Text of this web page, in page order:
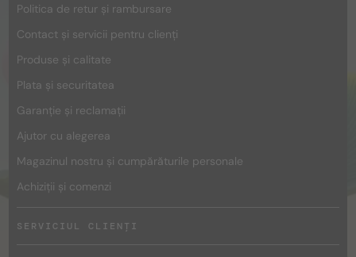
Politica de retur și rambursare
Contact și servicii pentru clienți
Produse și calitate
Plata și securitatea
Garanție și reclamații
Ajutor cu alegerea
Magazinul nostru și cumpărăturile personale
Achiziții și comenzi
SERVICIUL CLIENȚI